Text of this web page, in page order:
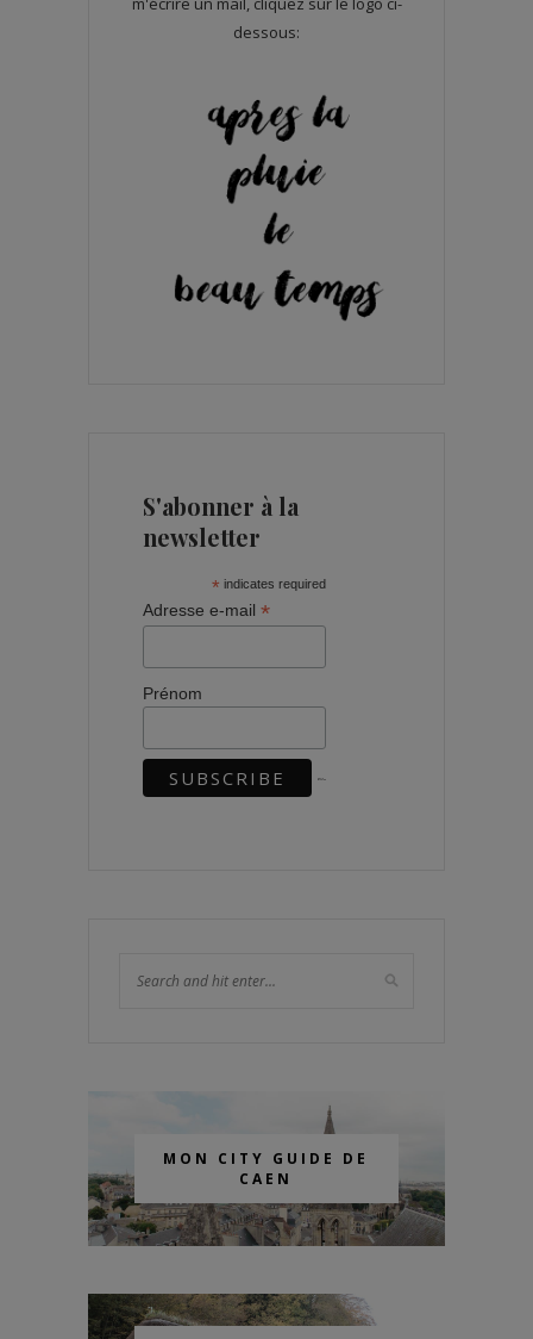
dessous:
S'abonner à la
newsletter
* indicates required
Adresse e-mail *
Prénom
MON CITY GUIDE DE
CAEN